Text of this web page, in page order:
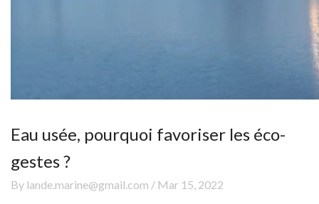
Eau usée, pourquoi favoriser les éco-
gestes ?
By lande.marine@gmail.com / Mar 15, 2022